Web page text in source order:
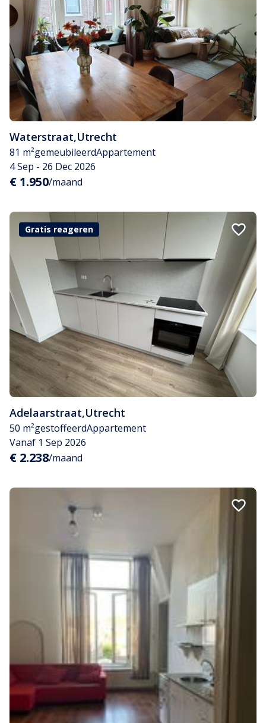
Waterstraat,Utrecht
81 m²gemeubileerdAppartement
4 Sep - 26 Dec 2026
€ 1.950/maand
Gratis reageren
Adelaarstraat,Utrecht
50 m²gestoffeerdAppartement
Vanaf 1 Sep 2026
€ 2.238/maand